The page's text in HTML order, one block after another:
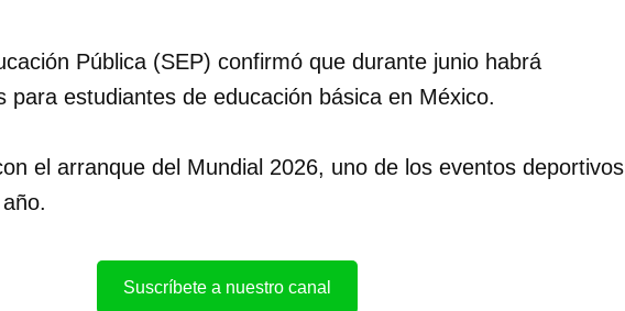
Pública (SEP) confirmó que durante junio habrá
para estudiantes de educación básica en México.
el arranque del Mundial 2026, uno de los eventos deportivos
Suscríbete a nuestro canal